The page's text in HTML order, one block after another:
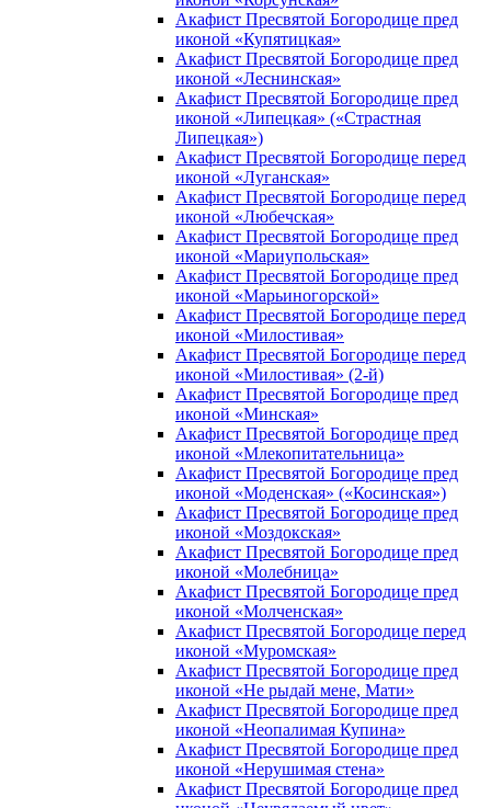
Акафист Пресвятой Богородице пред
иконой «Купятицкая»
Акафист Пресвятой Богородице пред
иконой «Леснинская»
Акафист Пресвятой Богородице пред
иконой «Липецкая» («Страстная
Липецкая»)
Акафист Пресвятой Богородице перед
иконой «Луганская»
Акафист Пресвятой Богородице перед
иконой «Любечская»
Акафист Пресвятой Богородице пред
иконой «Мариупольская»
Акафист Пресвятой Богородице пред
иконой «Марьиногорской»
Акафист Пресвятой Богородице перед
иконой «Милостивая»
Акафист Пресвятой Богородице перед
иконой «Милостивая» (2-й)
Акафист Пресвятой Богородице пред
иконой «Минская»
Акафист Пресвятой Богородице пред
иконой «Млекопитательница»
Акафист Пресвятой Богородице пред
иконой «Моденская» («Косинская»)
Акафист Пресвятой Богородице пред
иконой «Моздокская»
Акафист Пресвятой Богородице пред
иконой «Молебница»
Акафист Пресвятой Богородице пред
иконой «Молченская»
Акафист Пресвятой Богородице перед
иконой «Муромская»
Акафист Пресвятой Богородице пред
иконой «Не рыдай мене, Мати»
Акафист Пресвятой Богородице пред
иконой «Неопалимая Купина»
Акафист Пресвятой Богородице пред
иконой «Нерушимая стена»
Акафист Пресвятой Богородице пред